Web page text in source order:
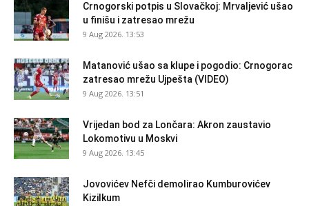
Crnogorski potpis u Slovačkoj: Mrvaljević ušao
u finišu i zatresao mrežu
9 Aug 2026. 13:53
Matanović ušao sa klupe i pogodio: Crnogorac
zatresao mrežu Ujpešta (VIDEO)
9 Aug 2026. 13:51
Vrijedan bod za Lončara: Akron zaustavio
Lokomotivu u Moskvi
9 Aug 2026. 13:45
Jovovićev Nefči demolirao Kumburovićev
Kizilkum